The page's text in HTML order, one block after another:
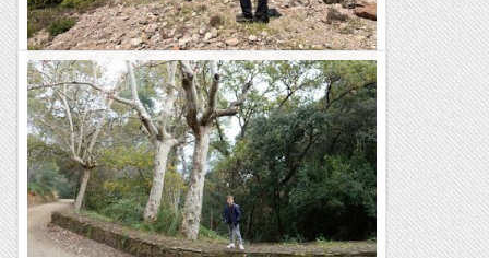
Excursió per la Roca Mur de Sant Llorenç
Hem fet una excursió per la zona de Sant Llorenç de Munt.
Avui hem sortit del Marquet de les Roques per fer un
itinerari circular que té el principal centre...
Blog de muntanya